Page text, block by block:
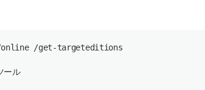
online /get-targeteditions
ール